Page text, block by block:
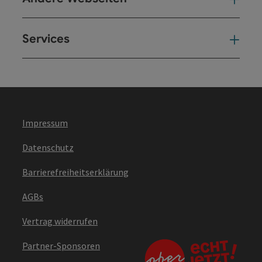
Services
Impressum
Datenschutz
Barrierefreiheitserklärung
AGBs
Vertrag widerrufen
Partner-Sponsoren